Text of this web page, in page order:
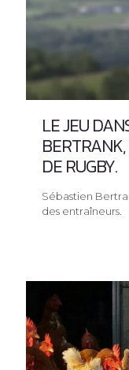
LE JEU
DE RUGBY.
Sébastien
des entraîneurs.